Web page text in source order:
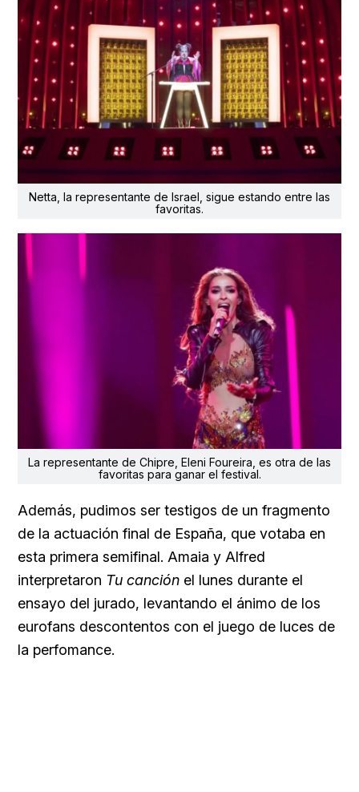
Netta, la representante de Israel, sigue estando entre las
favoritas.
La representante de Chipre, Eleni Foureira, es otra de las
favoritas para ganar el festival.
Además, pudimos ser testigos de un fragmento
de la actuación final de España, que votaba en
esta primera semifinal. Amaia y Alfred
interpretaron Tu canción el lunes durante el
ensayo del jurado, levantando el ánimo de los
eurofans descontentos con el juego de luces de
la perfomance.